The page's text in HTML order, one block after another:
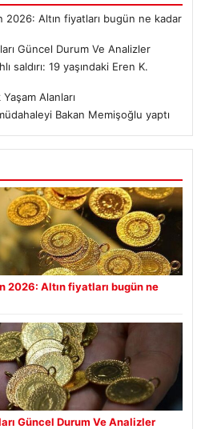
2026: Altın fiyatları bugün ne kadar
Güncel Durum Ve Analizler
saldırı: 19 yaşındaki Eren K.
Alanları
Bakan Memişoğlu yaptı
2026: Altın fiyatları bugün ne
Güncel Durum Ve Analizler